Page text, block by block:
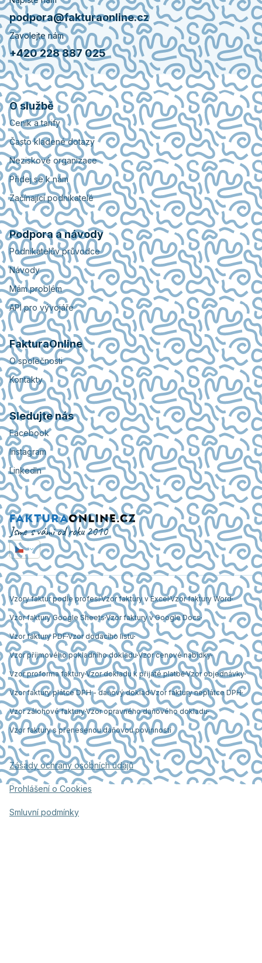
podpora@fakturaonline.cz
Zavolejte nám
+420 228 887 025
O službě
Ceník a tarify
Často kladené dotazy
Neziskové organizace
Přidej se k nám
Začínající podnikatelé
Podpora a návody
Podnikatelův průvodce
Návody
Mám problém
API pro vývojáře
FakturaOnline
O společnosti
Kontakty
Sledujte nás
Facebook
Instagram
LinkedIn
Jsme s vámi od roku 2010
Vzory faktur podle profesíVzor faktury v ExcelVzor faktury Word
Vzor faktury Google SheetsVzor faktury v Google Docs
Vzor faktury PDFVzor dodacího listu
Vzor příjmového pokladního dokladu Vzor cenové nabídky
Vzor proforma fakturyVzor dokladu k přijaté platběVzor objednávky
Vzor faktury plátce DPH - daňový dokladVzor faktury neplátce DPH
Vzor zálohové fakturyVzor opravného daňového dokladu
Vzor faktury s přenesenou daňovou povinností
Zásady ochrany osobních údajů
Prohlášení o Cookies
Smluvní podmínky